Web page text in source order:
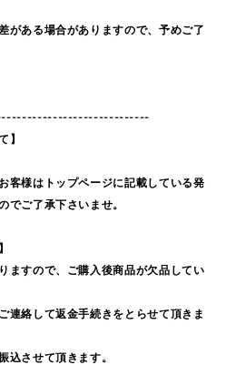
がある場合がありますので、予めご了
】
客様はトップページに記載している発
でご了承下さいませ。
ますので、ご購入後商品が欠品してい
連絡して返金手続きをとらせて頂きま
込させて頂きます。